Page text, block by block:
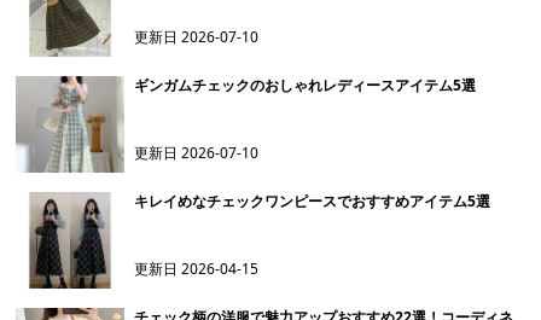
更新日2026-07-10
ギンガムチェックのおしゃれレディースアイテム5選
更新日2026-07-10
キレイめなチェックワンピースでおすすめアイテム5選
更新日2026-04-15